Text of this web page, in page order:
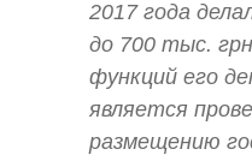
2017 года
до 700 тыс.
функций его
является
размещению